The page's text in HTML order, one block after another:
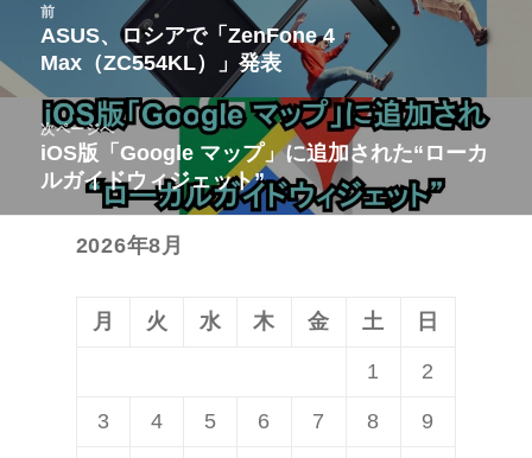
ナ
ビ
前
前
の
投
稿:
ASUS、ロシアで「ZenFone 4
Max（ZC554KL）」発表
次ページへ
次
の
投
iOS版「Google マップ」に追加された“ローカ
ルガイドウィジェット”
2026年8月
月 火 水 木 金 土 日
1 2
3 4 5 6 7 8 9